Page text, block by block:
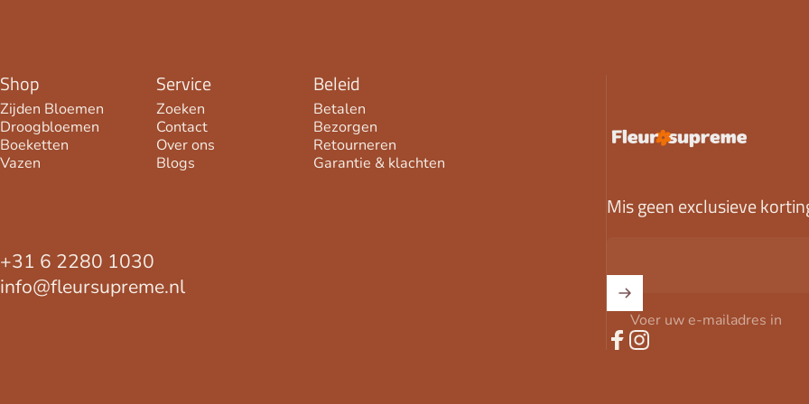
Shop
Zijden Bloemen
Droogbloemen
Boeketten
Vazen
Service
Zoeken
Contact
Over ons
Blogs
Beleid
Betalen
Bezorgen
Retourneren
Garantie & klachten
+31 6 2280 1030
info@fleursupreme.nl
FleurSupreme
Mis geen exclusieve
Voer uw e-mailadres in